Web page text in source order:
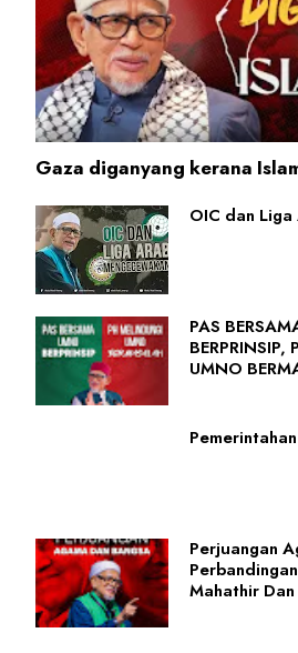
Gaza diganyang kerana
OIC dan
PAS
BERPRINSIP,
UMNO
Perjuangan
Mahathir